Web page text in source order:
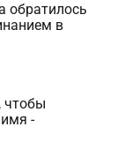
обратилось
в
чтобы
-